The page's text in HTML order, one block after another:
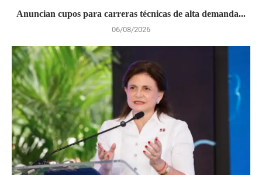
Anuncian cupos para carreras técnicas de alta demanda...
06/08/2026